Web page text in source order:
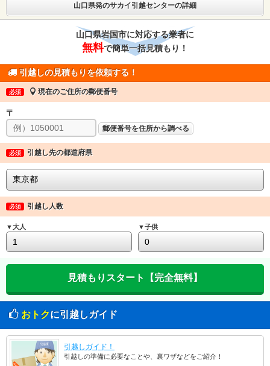
山口県発のサカイ引越センターの詳細
山口県岩国市に対応する業者に
無料で簡単一括見積もり！
引越しの見積もりを依頼する！
必須 現在のご住所の郵便番号
〒
郵便番号を住所から調べる
必須 引越し先の都道府県
必須 引越し人数
▼大人 ▼子供
おトクに引越しガイド
引越しガイド！
引越しの準備に必要なことや、裏ワザなどをご紹介！